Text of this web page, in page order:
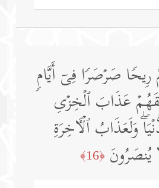
رِیحࣰا صَرۡصَرࣰا فِیۤ أَیَّامࣲ
عَذَابَ ٱلۡخِزۡیِ
وَلَعَذَابُ ٱلۡـَٔاخِرَةِ
﴿16﴾